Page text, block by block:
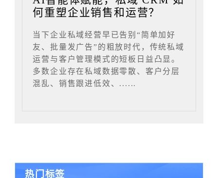
何重塑企业销售和运营？
当下企业私域经营早已告别“简单加好
友、批量发广告”的粗放时代，传统私域
运营与客户管理模式的短板日益凸显。
多数企业存在私域数据零散、客户分层
混乱、销售跟进低效、......
热门标签